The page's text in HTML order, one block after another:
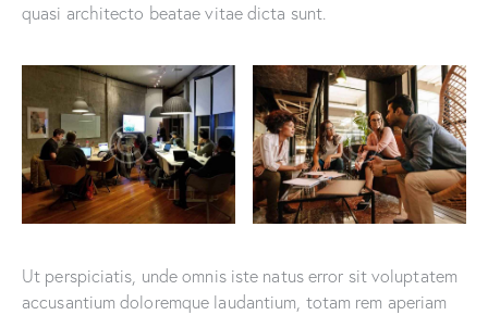
quasi architecto beatae vitae dicta sunt.
Ut perspiciatis, unde omnis iste natus error sit voluptatem
accusantium doloremque laudantium, totam rem aperiam